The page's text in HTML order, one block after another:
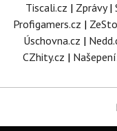
Tiscali.cz | Zprávy|
Profigamers.cz |
Úschovna.cz |
CZhity.cz |